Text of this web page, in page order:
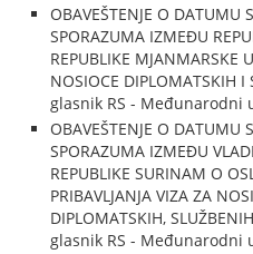
OBAVEŠTENJE O DATUMU
SPORAZUMA IZMEĐU
REPUBLIKE MJANMARSKE
NOSIOCE DIPLOMATSKIH I
glasnik RS - Međunarodni
OBAVEŠTENJE O DATUMU
SPORAZUMA IZMEĐU
REPUBLIKE SURINAM O
PRIBAVLJANJA VIZA ZA
DIPLOMATSKIH,
glasnik RS - Međunarodni